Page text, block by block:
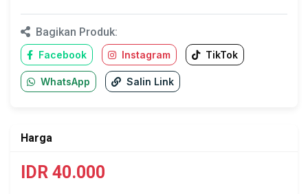
Bagikan Produk:
Facebook Instagram TikTok
WhatsApp Salin Link
Harga
IDR 40.000